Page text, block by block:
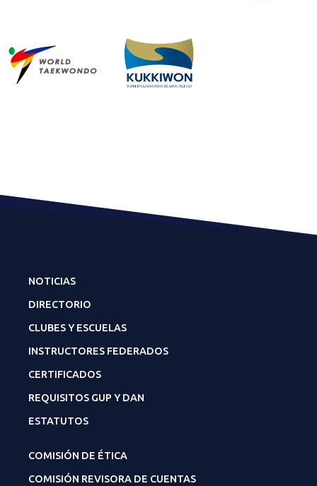
NOTICIAS
DIRECTORIO
CLUBES Y ESCUELAS
INSTRUCTORES FEDERADOS
CERTIFICADOS
REQUISITOS GUP Y DAN
ESTATUTOS
COMISIÓN DE ÉTICA
COMISIÓN REVISORA DE CUENTAS